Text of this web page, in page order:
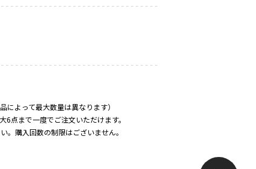
よって最大数量は異なります）
点まで一度でご注文いただけます。
購入回数の制限はございません。